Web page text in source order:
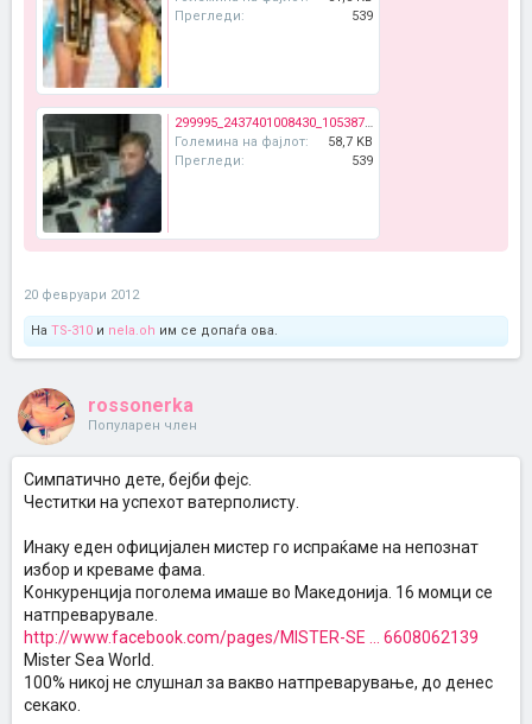
Прегледи:
539
299995_2437401008430_1053875077_2746068_433167756_n.jpg
Големина на фајлот:
58,7 KB
Прегледи:
539
20 февруари 2012
На TS-310 и nela.oh им се допаѓа ова.
rossonerka
Популарен член
Симпатично дете, бејби фејс.
Честитки на успехот ватерполисту.
Инаку еден официјален мистер го испраќаме на непознат
избор и креваме фама.
Конкуренција поголема имаше во Македонија. 16 момци се
натпреварувале.
http://www.facebook.com/pages/MISTER-SE ... 6608062139
Mister Sea World.
100% никој не слушнал за вакво натпреварување, до денес
секако.